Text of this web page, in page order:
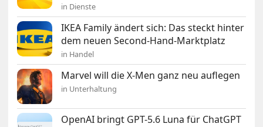
in Dienste
IKEA Family ändert sich: Das steckt hinter
dem neuen Second-Hand-Marktplatz
in Handel
Marvel will die X-Men ganz neu auflegen
in Unterhaltung
OpenAI bringt GPT-5.6 Luna für ChatGPT